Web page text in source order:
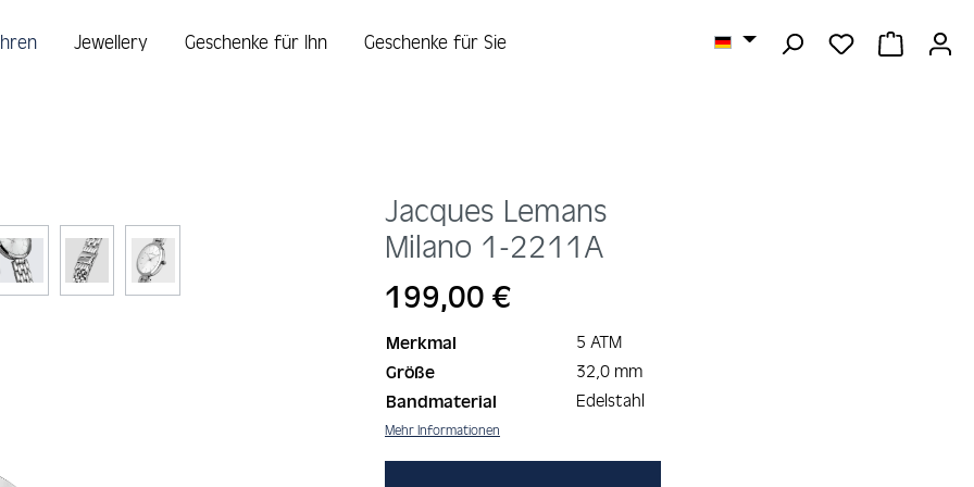
DU HAST 0
Jewellery Geschenke für Ihn Geschenke für Sie
Jacques Lemans
Milano 1-2211A
Regulärer Preis:
199,00 €
Merkmal 5 ATM
Größe 32,0 mm
Bandmaterial Edelstahl
Mehr Informationen